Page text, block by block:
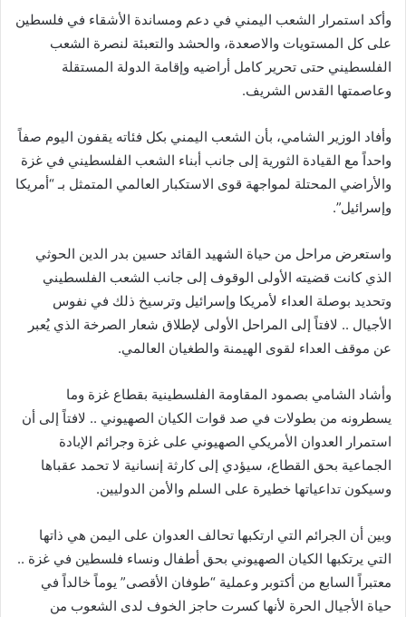
وأكد استمرار الشعب اليمني في دعم ومساندة الأشقاء في فلسطين
على كل المستويات والاصعدة، والحشد والتعبئة لنصرة الشعب
الفلسطيني حتى تحرير كامل أراضيه وإقامة الدولة المستقلة
وعاصمتها القدس الشريف.
وأفاد الوزير الشامي، بأن الشعب اليمني بكل فئاته يقفون اليوم صفاً
واحداً مع القيادة الثورية إلى جانب أبناء الشعب الفلسطيني في غزة
والأراضي المحتلة لمواجهة قوى الاستكبار العالمي المتمثل بـ “أمريكا
وإسرائيل”.
واستعرض مراحل من حياة الشهيد القائد حسين بدر الدين الحوثي
الذي كانت قضيته الأولى الوقوف إلى جانب الشعب الفلسطيني
وتحديد بوصلة العداء لأمريكا وإسرائيل وترسيخ ذلك في نفوس
الأجيال .. لافتاً إلى المراحل الأولى لإطلاق شعار الصرخة الذي يُعبر
عن موقف العداء لقوى الهيمنة والطغيان العالمي.
وأشاد الشامي بصمود المقاومة الفلسطينية بقطاع غزة وما
يسطرونه من بطولات في صد قوات الكيان الصهيوني .. لافتاً إلى أن
استمرار العدوان الأمريكي الصهيوني على غزة وجرائم الإبادة
الجماعية بحق القطاع، سيؤدي إلى كارثة إنسانية لا تحمد عقباها
وسيكون تداعياتها خطيرة على السلم والأمن الدوليين.
وبين أن الجرائم التي ارتكبها تحالف العدوان على اليمن هي ذاتها
التي يرتكبها الكيان الصهيوني بحق أطفال ونساء فلسطين في غزة ..
معتبراً السابع من أكتوبر وعملية “طوفان الأقصى” يوماً خالداً في
حياة الأجيال الحرة لأنها كسرت حاجز الخوف لدى الشعوب من